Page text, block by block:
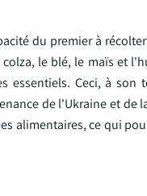
du premier à
colza, le blé, le maïs et
Ceci, à
de l'Ukraine et de
alimentaires, ce qui